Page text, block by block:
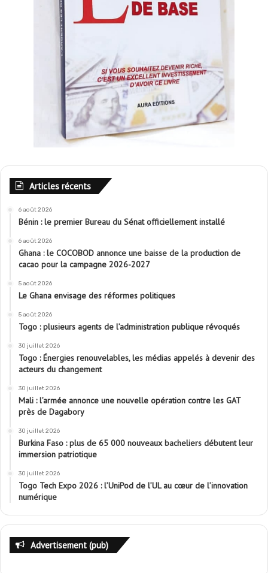
Articles récents
6 août 2026
Bénin : le premier Bureau du Sénat officiellement installé
6 août 2026
Ghana : le COCOBOD annonce une baisse de la production de
cacao pour la campagne 2026-2027
5 août 2026
Le Ghana envisage des réformes politiques
5 août 2026
Togo : plusieurs agents de l’administration publique révoqués
30 juillet 2026
Togo : Énergies renouvelables, les médias appelés à devenir des
acteurs du changement
30 juillet 2026
Mali : l’armée annonce une nouvelle opération contre les GAT
près de Dagabory
30 juillet 2026
Burkina Faso : plus de 65 000 nouveaux bacheliers débutent leur
immersion patriotique
30 juillet 2026
Togo Tech Expo 2026 : l’UniPod de l’UL au cœur de l’innovation
numérique
Advertisement (pub)